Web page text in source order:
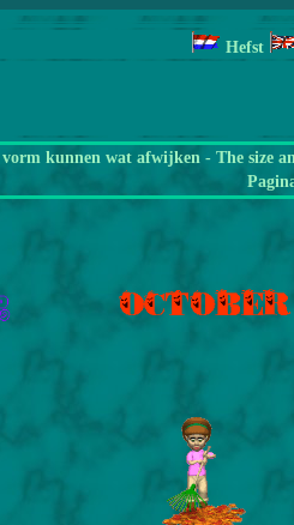
Hefst
vorm kunnen wat afwijken - The size